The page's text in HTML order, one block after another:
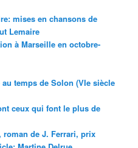
mises en chansons de
Lemaire
à Marseille en octobre-
temps de Solon (VIe siècle
ceux qui font le plus de
roman de J. Ferrari, prix